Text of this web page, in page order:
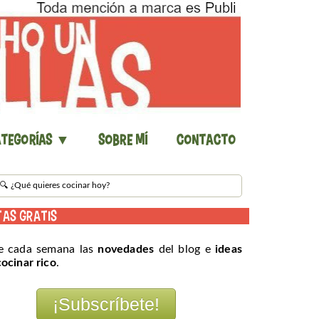
▼ Sobre mí Contacto
GRATIS
cada semana las novedades del blog e ideas
rico.